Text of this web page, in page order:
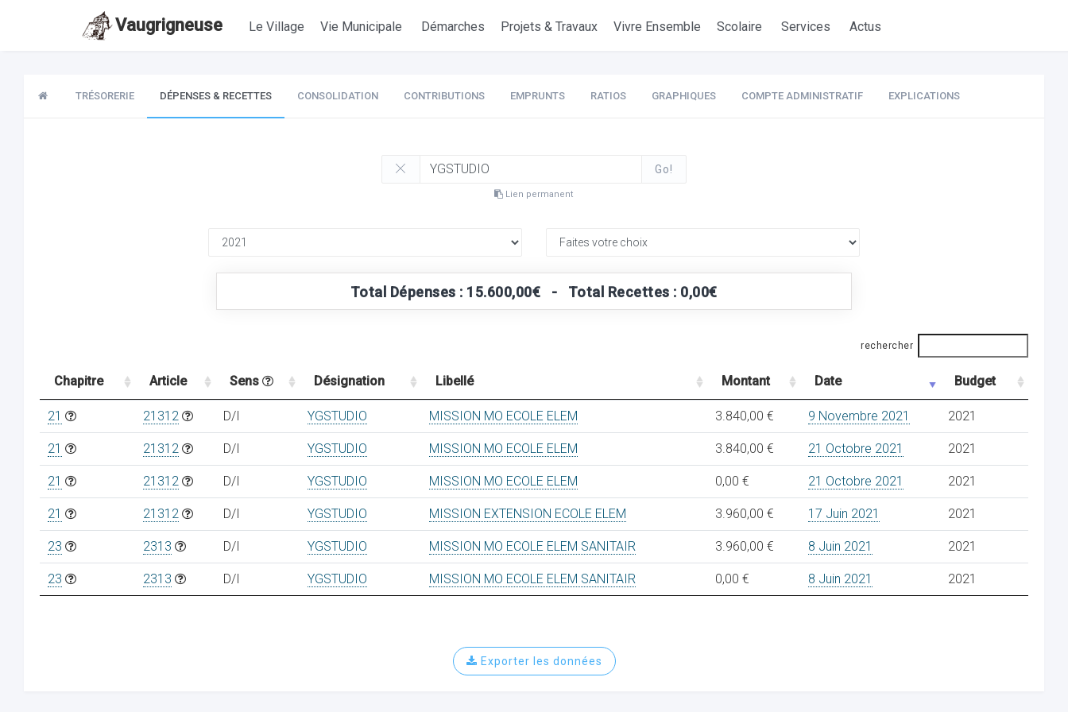
Vaugrigneuse Le Village Vie Municipale Démarches Projets & Travaux Vivre Ensemble Scolaire Services Actus
TRÉSORERIE DÉPENSES & RECETTES CONSOLIDATION CONTRIBUTIONS EMPRUNTS RATIOS GRAPHIQUES COMPTE ADMINISTRATIF EXPLICATIONS
Go!
Lien permanent
Total Dépenses : 15.600,00€ - Total Recettes : 0,00€
rechercher
Chapitre Article Sens Désignation Libellé Montant Date Budget
21 21312 D/I YGSTUDIO MISSION MO ECOLE ELEM 3.840,00 € 9 Novembre 2021 2021
21 21312 D/I YGSTUDIO MISSION MO ECOLE ELEM 3.840,00 € 21 Octobre 2021 2021
21 21312 D/I YGSTUDIO MISSION MO ECOLE ELEM 0,00 € 21 Octobre 2021 2021
21 21312 D/I YGSTUDIO MISSION EXTENSION ECOLE ELEM 3.960,00 € 17 Juin 2021 2021
23 2313 D/I YGSTUDIO MISSION MO ECOLE ELEM SANITAIR 3.960,00 € 8 Juin 2021 2021
23 2313 D/I YGSTUDIO MISSION MO ECOLE ELEM SANITAIR 0,00 € 8 Juin 2021 2021
Exporter les données